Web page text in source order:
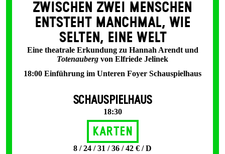
ZWISCHEN ZWEI MENSCHEN
ENT­STEHT MANCH­MAL, WIE
SELTEN, EINE WELT
Eine theatrale Erkundung zu Hannah Arendt und
Totenauberg von Elfriede Jelinek
18:00 Einführung im Unteren Foyer Schauspielhaus
SCHAUSPIELHAUS
18:30
Karten
8 / 24 / 31 / 36 / 42 € / D